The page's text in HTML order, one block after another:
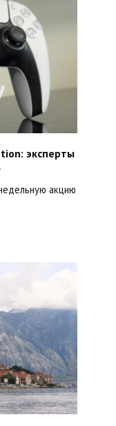
эксперты
акцию